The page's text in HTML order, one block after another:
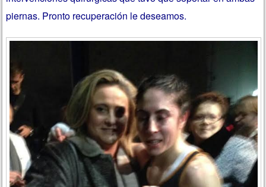
piernas. Pronto recuperación le deseamos.